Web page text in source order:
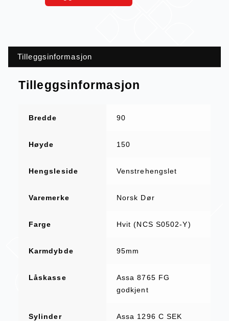
Tilleggsinformasjon
Tilleggsinformasjon
Bredde 90
Høyde 150
Hengsleside Venstrehengslet
Varemerke Norsk Dør
Farge Hvit (NCS S0502-Y)
Karmdybde 95mm
Låskasse
Assa 8765 FG
godkjent
Sylinder Assa 1296 C SEK